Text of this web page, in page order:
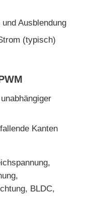
Ausblendung
(typisch)
Kanten
BLDC,